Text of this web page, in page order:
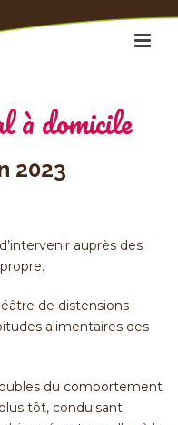
à domicile
2023
auprès des
de distensions
alimentaires des
du comportement
tôt, conduisant